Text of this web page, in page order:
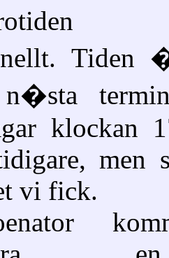
n�sta
klockan
men
vi fick.